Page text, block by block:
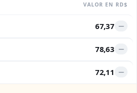
VALOR EN RD$
67,37 —
78,63 —
72,11 —